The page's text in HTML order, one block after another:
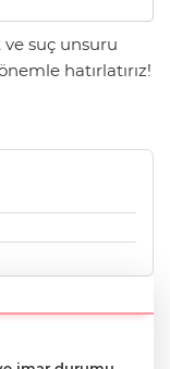
suç unsuru
hatırlatırız!